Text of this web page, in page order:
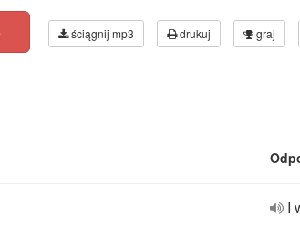
ściągnij mp3 drukuj graj
I